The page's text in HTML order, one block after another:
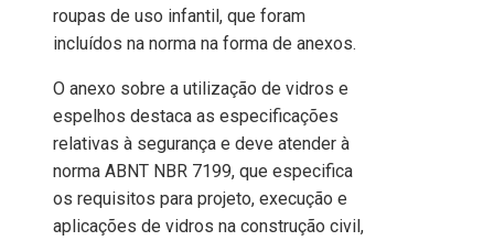
roupas de uso infantil, que foram
incluídos na norma na forma de anexos.
O anexo sobre a utilização de vidros e
espelhos destaca as especificações
relativas à segurança e deve atender à
norma ABNT NBR 7199, que especifica
os requisitos para projeto, execução e
aplicações de vidros na construção civil,